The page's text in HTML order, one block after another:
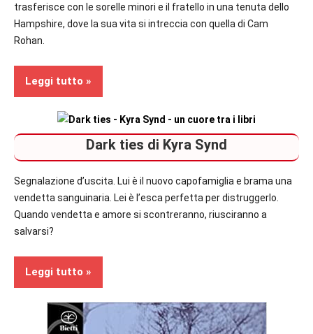
trasferisce con le sorelle minori e il fratello in una tenuta dello
Hampshire, dove la sua vita si intreccia con quella di Cam
Rohan.
Leggi tutto
Romance
Dark ties di Kyra Synd
Segnalazione d’uscita. Lui è il nuovo capofamiglia e brama una
vendetta sanguinaria. Lei è l’esca perfetta per distruggerlo.
Quando vendetta e amore si scontreranno, riusciranno a
salvarsi?
Leggi tutto
Prossime